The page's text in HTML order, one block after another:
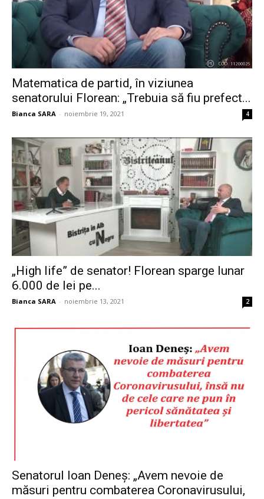
Matematica de partid, în viziunea
senatorului Florean: „Trebuia să fiu prefect...
Bianca SARA - noiembrie 19, 2021 4
„High life” de senator! Florean sparge lunar
6.000 de lei pe...
Bianca SARA - noiembrie 13, 2021 2
Senatorul Ioan Deneș: „Avem nevoie de
măsuri pentru combaterea Coronavirusului,